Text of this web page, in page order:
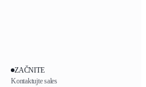
ZAČNITE
Kontaktujte sales